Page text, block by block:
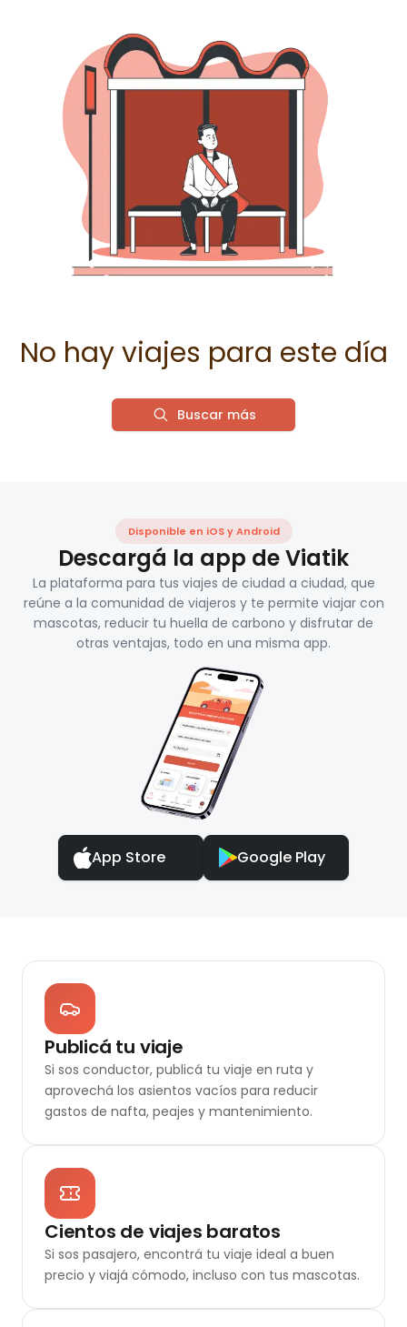
No hay viajes para este día
Buscar más
Disponible en iOS y Android
Descargá la app de Viatik
La plataforma para tus viajes de ciudad a ciudad, que
reúne a la comunidad de viajeros y te permite viajar con
mascotas, reducir tu huella de carbono y disfrutar de
otras ventajas, todo en una misma app.
App Store Google Play
Publicá tu viaje
Si sos conductor, publicá tu viaje en ruta y
aprovechá los asientos vacíos para reducir
gastos de nafta, peajes y mantenimiento.
Cientos de viajes baratos
Si sos pasajero, encontrá tu viaje ideal a buen
precio y viajá cómodo, incluso con tus mascotas.